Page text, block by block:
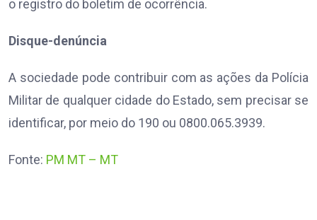
o registro do boletim de ocorrência.
Disque-denúncia
A sociedade pode contribuir com as ações da Polícia
Militar de qualquer cidade do Estado, sem precisar se
identificar, por meio do 190 ou 0800.065.3939.
Fonte: PM MT – MT